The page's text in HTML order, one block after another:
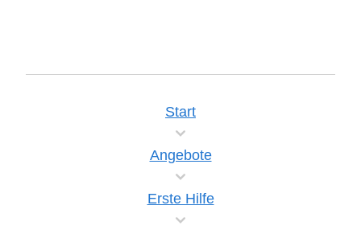
Start
Angebote
Erste Hilfe